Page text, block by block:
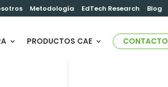
Metodología EdTech Research Blog
PRODUCTOS CAE CONTACTO